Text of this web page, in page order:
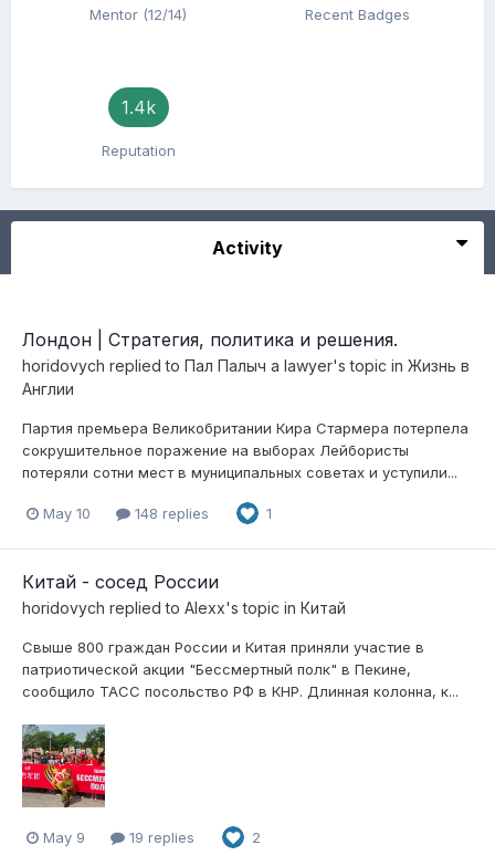
Mentor (12/14) Recent Badges
1.4k
Reputation
Activity
Лондон | Стратегия, политика и решения.
horidovych replied to Пал Палыч a lawyer's topic in Жизнь в
Англии
Партия премьера Великобритании Кира Стармера потерпела
сокрушительное поражение на выборах Лейбористы
потеряли сотни мест в муниципальных советах и уступили...
May 10 148 replies 1
Китай - сосед России
horidovych replied to Alexx's topic in Китай
Свыше 800 граждан России и Китая приняли участие в
патриотической акции "Бессмертный полк" в Пекине,
сообщило ТАСС посольство РФ в КНР. Длинная колонна, к...
May 9 19 replies 2